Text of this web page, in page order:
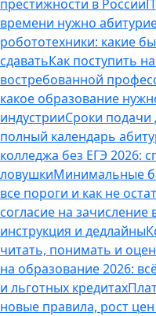
престижности в России
времени нужно
робототехники: какие
сдаватьКак поступить
востребованной
какое образование
индустрииСроки подачи
полный календарь
колледжа без ЕГЭ 2026:
ловушкиМинимальные
все пороги и как не
согласие на зачисление
инструкция и дедлайны
читать, понимать и
на образование 2026:
и льготных кредитах
новые правила, рост